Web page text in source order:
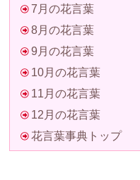
7月の花言葉
8月の花言葉
9月の花言葉
10月の花言葉
11月の花言葉
12月の花言葉
花言葉事典トップ